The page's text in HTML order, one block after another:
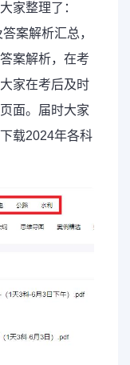
家整理了：
案解析汇总，
案解析，在考
家在考后及时
面。届时大家
载2024年各科